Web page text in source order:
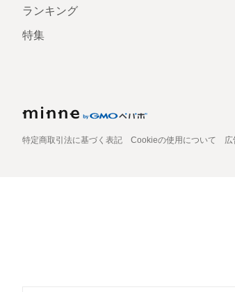
ランキング
特集
特定商取引法に基づく表記 Cookieの使用について 広